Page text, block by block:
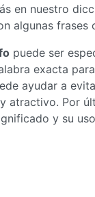
en nuestro
algunas frases
puede ser
exacta
ayudar a
atractivo. Por
y su